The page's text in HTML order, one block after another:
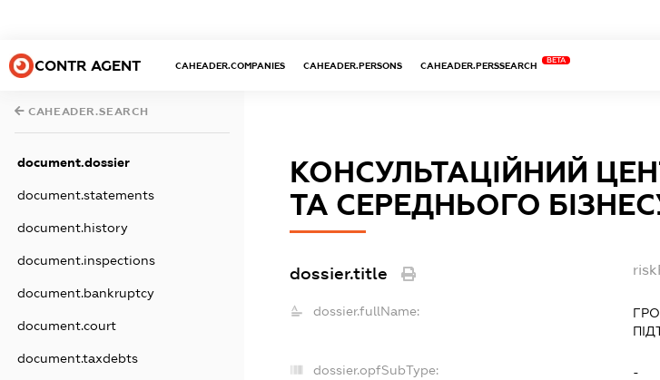
CONTR AGENT CAHEADER.COMPANIES CAHEADER.PERSONS CAHEADER.PERSSEARCH
BETA
CAHEADER.SEARCH
document.dossier
document.statements
document.history
document.inspections
document.bankruptcy
document.court
document.taxdebts
КОНСУЛЬТАЦІЙНИЙ
ТА СЕРЕДНЬОГО
dossier.title
dossier.fullName:
dossier.opfSubType: -